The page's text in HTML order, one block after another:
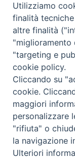
ORARI
Utilizziamo
finalità
altre finalità
"miglioramento
"targeting e
cookie policy.
Cliccando su
cookie.
maggiori
personalizzare
"rifiuta" o
la navigazione
Ulteriori